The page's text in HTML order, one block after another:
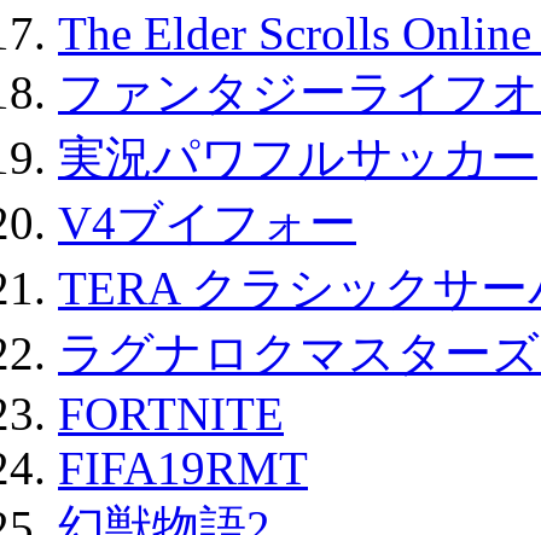
The Elder Scrolls
ファンタジーライフ
実況パワフルサッカー
V4ブイフォー
TERA クラシックサ
ラグナロクマスター
FORTNITE
FIFA19RMT